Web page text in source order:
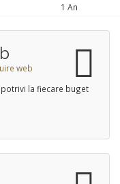
1 An
web
la fiecare buget